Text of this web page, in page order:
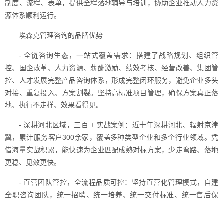
制度、流程、表单，提供全程落地辅导与培训，协助企业推动人力资
源体系顺利运行。
埃森克管理咨询的品牌优势
- 全链咨询生态，一站式覆盖需求：搭建了战略规划、组织管
控、国企改革、人力资源、薪酬激励、绩效考核、经营改善、集团管
控、人才发展完整产品咨询体系，形成完整闭环服务，避免企业多头
对接、重复投入、方案割裂。坚持高标准项目管理，确保方案真正落
地、执行不走样、效果看得见。
- 深耕河北区域，三百 + 实战案例：近十年深耕河北、辐射京津
冀，累计服务客户300余家，覆盖多种类型企业和多个行业领域。凭
借海量实战积累，能快速为企业匹配成熟对标方案，少走弯路、落地
更稳、见效更快。
- 直营团队管控，全流程品质可控：坚持直营化管理模式，自建
全职咨询团队，统一招聘、统一培养、统一交付标准、统一售后保